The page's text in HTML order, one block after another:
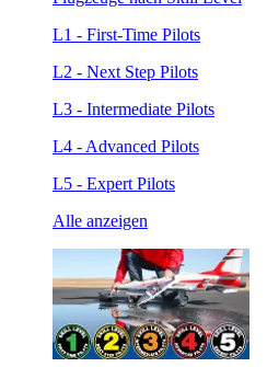
L1 - First-Time Pilots
L2 - Next Step Pilots
L3 - Intermediate Pilots
L4 - Advanced Pilots
L5 - Expert Pilots
Alle anzeigen